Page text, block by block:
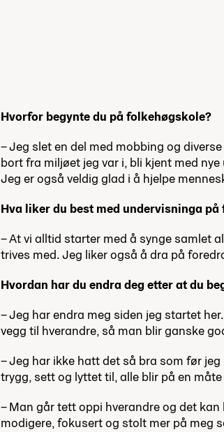
Hvorfor begynte du på folkehøgskole?
– Jeg slet en del med mobbing og
bort fra miljøet jeg var i, bli kjent med
Jeg er også veldig glad i å hjelpe
Hva liker du best med undervisninga
–At vi alltid starter med å synge samlet
trives med. Jeg liker også å dra på
Hvordan har du endra deg etter at du
– Jeg har endra meg siden jeg startet
vegg til hverandre, så man blir ganske
– Jeg har ikke hatt det så bra som før
trygg, sett og lyttet til, alle blir på en
–Man går tett oppi hverandre og det
modigere, fokusert og stolt mer på meg